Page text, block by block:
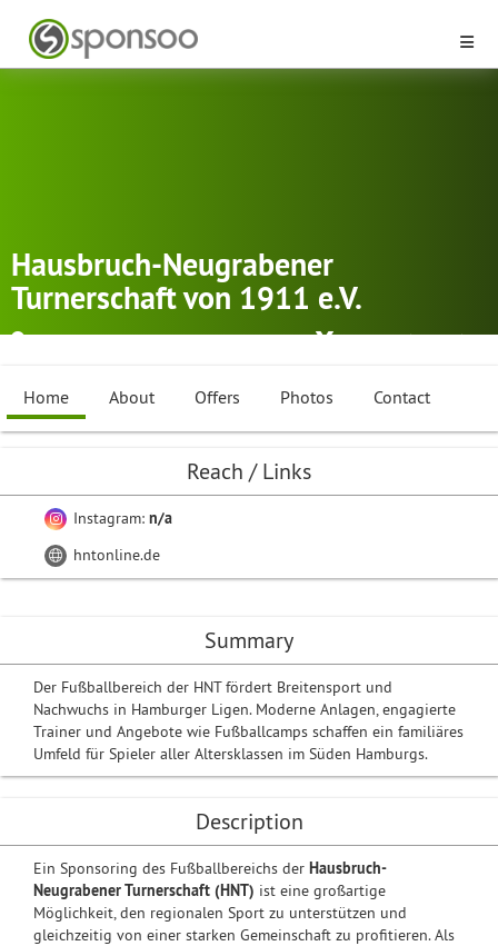
Hausbruch-Neugrabener
Turnerschaft von 1911 e.V.
Deutschland-Neugraben-Fischbek Football (Soccer)
Home About Offers Photos Contact
Summary
Der Fußballbereich der HNT fördert Breitensport und
Nachwuchs in Hamburger Ligen. Moderne Anlagen, engagierte
Trainer und Angebote wie Fußballcamps schaffen ein familiäres
Umfeld für Spieler aller Altersklassen im Süden Hamburgs.
Description
Ein Sponsoring des Fußballbereichs der Hausbruch-
Neugrabener Turnerschaft (HNT) ist eine großartige
Möglichkeit, den regionalen Sport zu unterstützen und
gleichzeitig von einer starken Gemeinschaft zu profitieren. Als
Reach / Links
Instagram: n/a
hntonline.de